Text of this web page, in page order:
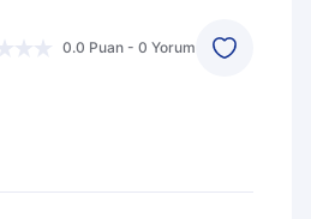
0.0 Puan - 0 Yorum